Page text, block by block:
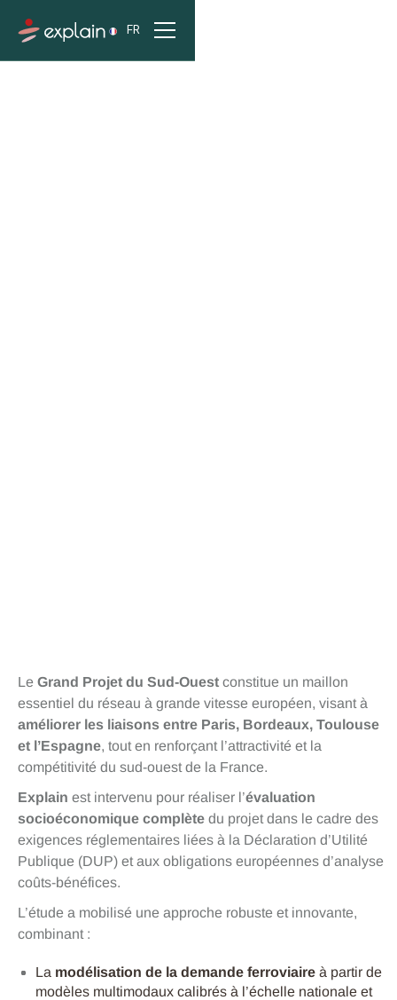
FR
Le Grand Projet du Sud-Ouest constitue un maillon
essentiel du réseau à grande vitesse européen, visant à
améliorer les liaisons entre Paris, Bordeaux, Toulouse
et l’Espagne, tout en renforçant l’attractivité et la
compétitivité du sud-ouest de la France.
Explain est intervenu pour réaliser l’évaluation
socioéconomique complète du projet dans le cadre des
exigences réglementaires liées à la Déclaration d’Utilité
Publique (DUP) et aux obligations européennes d’analyse
coûts-bénéfices.
L’étude a mobilisé une approche robuste et innovante,
combinant :
La modélisation de la demande ferroviaire à partir de
modèles multimodaux calibrés à l’échelle nationale et